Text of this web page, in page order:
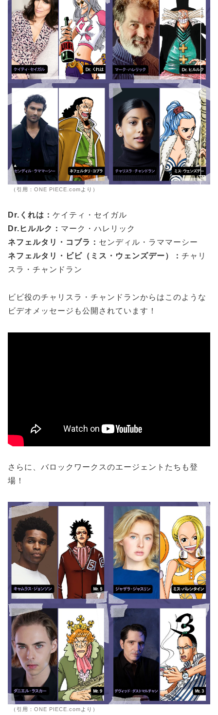
（引用： ONE PIECE.comより）
Dr.くれは： ケイティ・セイガル
Dr.ヒルルク： マーク・ハレリック
ネフェルタリ・コブラ： センディル・ラママーシー
ネフェルタリ・ビビ（ミス・ウェンズデー）： チャリ
スラ・チャンドラン
ビビ役のチャリスラ・チャンドランからはこのような
ビデオメッセージも公開されています！
さらに、バロックワークスのエージェントたちも登
場！
（引用： ONE PIECE.com より）